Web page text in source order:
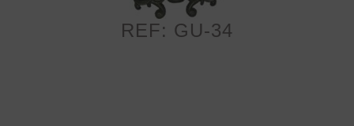
REF: GU-34